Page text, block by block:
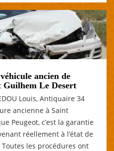
ancien de
Guilhem Le Desert
Louis, Antiquaire 34
ancienne à Saint
Peugeot, c’est la garantie
réellement à l’état de
les procédures ont